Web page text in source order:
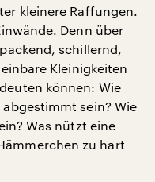
kleinere Raffungen.
Denn über
schillernd,
Kleinigkeiten
können: Wie
sein? Wie
Was nützt eine
zu hart